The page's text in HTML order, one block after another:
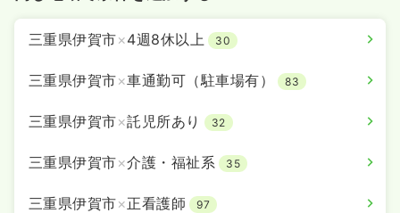
三重県伊賀市×4週8休以上 30
三重県伊賀市×車通勤可（駐車場有） 83
三重県伊賀市×託児所あり 32
三重県伊賀市×介護・福祉系 35
三重県伊賀市×正看護師 97